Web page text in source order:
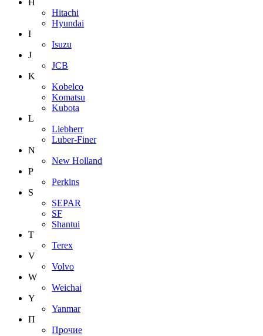
H
Hitachi
Hyundai
I
Isuzu
J
JCB
K
Kobelco
Komatsu
Kubota
L
Liebherr
Luber-Finer
N
New Holland
P
Perkins
S
SEPAR
SF
Shantui
T
Terex
V
Volvo
W
Weichai
Y
Yanmar
П
Прочие